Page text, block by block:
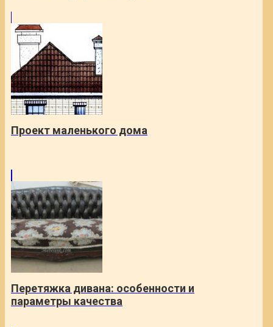
Проект маленького дома
Перетяжка дивана: особенности и
параметры качества